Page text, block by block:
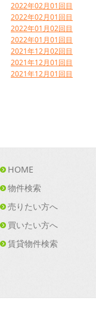
2022年02月01回目
2022年02月01回目
2022年01月02回目
2022年01月01回目
2021年12月02回目
2021年12月01回目
2021年12月01回目
HOME
物件検索
売りたい方へ
買いたい方へ
賃貸物件検索